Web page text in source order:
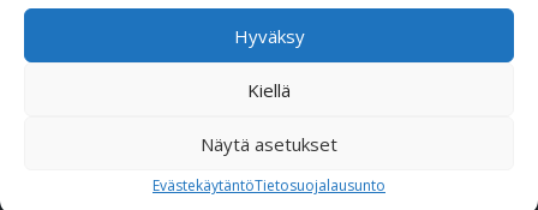
Hyväksy
Kiellä
Näytä asetukset
EvästekäytäntöTietosuojalausunto